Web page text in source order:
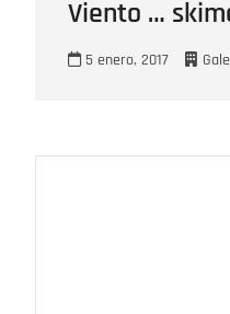
Viento …
5 enero, 2017